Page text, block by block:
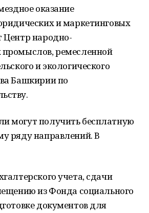
оказание
и маркетинговых
Центр народно-
ремесленной
и экологического
Башкирии по
могут получить бесплатную
ряду направлений. В
учета, сдачи
из Фонда социального
документов для